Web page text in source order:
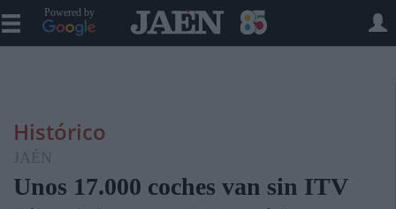
Powered by
Histórico
JAÉN
Unos 17.000 coches van sin ITV